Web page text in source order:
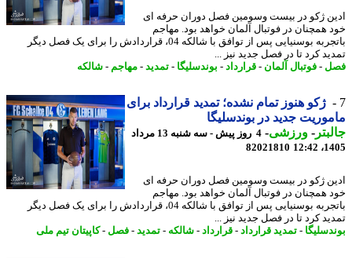
ژکو در بیست وسومین فصل دوران حرفه ای
همچنان در فوتبال آلمان خواهد بود. مهاجم
باتجربه بوسنیایی پس از توافق با شالکه 04، قراردادش را برای یک فصل دیگر
کرد تا در فصل جدید نیز ...
-فوتبال آلمان-قرارداد -بوندسلیگا-تمدید-مهاجم-شالکه
ژکو هنوز تمام نشده؛ تمدید قرارداد برای
جدید در بوندسلیگا
-ورزشی-
4 روز پیش - سه شنبه 13 مرداد
82021810
ژکو در بیست وسومین فصل دوران حرفه ای
همچنان در فوتبال آلمان خواهد بود. مهاجم
باتجربه بوسنیایی پس از توافق با شالکه 04، قراردادش را برای یک فصل دیگر
کرد تا در فصل جدید نیز ...
-تمدید قرارداد -قرارداد -شالکه-تمدید-فصل-کاپیتان تیم ملی